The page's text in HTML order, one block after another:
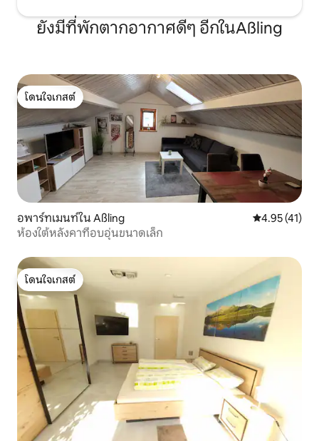
ยังมีที่พักตากอากาศดีๆ อีกในAßling
โดนใจเกสต์
โดนใจเกสต์
อพาร์ทเมนท์ใน Aßling คะแนนเฉลี่ย
4.95 (41)
ห้องใต้หลังคาที่อบอุ่นขนาดเล็ก
โดนใจเกสต์
โดนใจเกสต์